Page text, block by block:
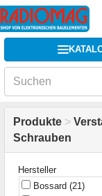
Produkte >
Schrauben
Hersteller
Bossard (21)